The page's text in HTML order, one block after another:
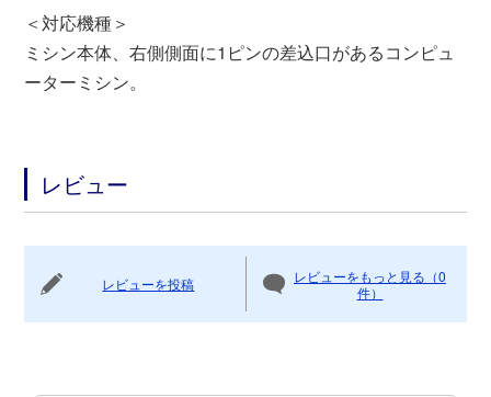
＜対応機種＞
ミシン本体、右側側面に1ピンの差込口があるコンピュ
ーターミシン。
レビュー
レビューを投稿
レビューをもっと見る（0
件）